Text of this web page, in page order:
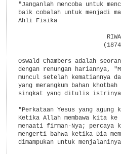
"Janganlah mencoba untuk
baik cobalah untuk menjadi
Ahli Fisika
Oswald Chambers adalah
dengan renungan hariannya,
muncul setelah kematiannya
yang merangkum bahan
singkat yang ditulis istrinya
"Perkataan Yesus yang
Ketika Allah membawa kita
menaati firman-Nya; percaya
mengerti bahwa ketika Dia
dimampukan untuk